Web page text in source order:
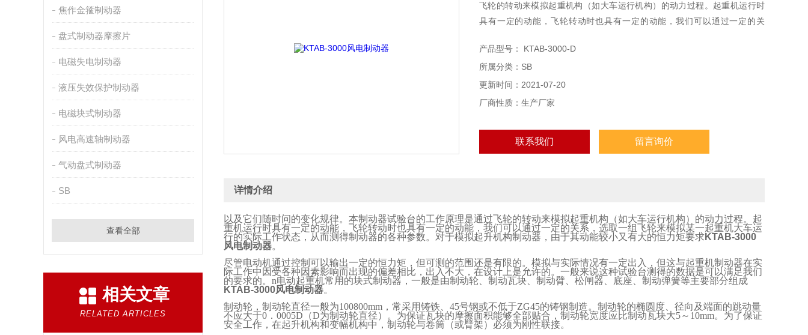
焦作金箍制动器
盘式制动器摩擦片
电磁失电制动器
液压失效保护制动器
电磁块式制动器
风电高速轴制动器
气动盘式制动器
SB
查看全部
相关文章
RELATED ARTICLES
飞轮的转动来模拟起重机构（如大车运行机构）的动力过程。起重机运行时
具有一定的动能，飞轮转动时也具有一定的动能，我们可以通过一定的关
动器的各种参数。对于模拟起升机构制动器，由于其动能较小又有大的恒力
矩要求KTAB-3000风电制动器
产品型号： KTAB-3000-D
所属分类：SB
更新时间：2021-07-20
厂商性质：生产厂家
联系我们 留言询价
详情介绍
以及它们随时问的变化规律。本制动器试验台的工作原理是通过飞轮的转动来模拟起重机构（如大车运行机构）的动力过程。起
重机运行时具有一定的动能，飞轮转动时也具有一定的动能，我们可以通过一定的关系，选取一组飞轮来模拟某一起重机大车运
行的实际工作状态，从而测得制动器的各种参数。对于模拟起升机构制动器，由于其动能较小又有大的恒力矩要求KTAB-3000
风电制动器。
尽管电动机通过控制可以输出一定的恒力矩，但可测的范围还是有限的。模拟与实际情况有一定出入，但这与起重机制动器在实
际工作中因受各种因素影响而出现的偏差相比，出入不大，在设计上是允许的。一般来说这种试验台测得的数据是可以满足我们
的要求的。 n电动起重机常用的块式制动器，一般是由制动轮、制动瓦块、制动臂、松闸器、底座、制动弹簧等主要部分组成
KTAB-3000风电制动器。
制动轮，制动轮直径一般为100800mm ，常采用铸铁、 45号钢或不低于ZG45的铸钢制造。制动轮的椭圆度、径向及端面的跳动量
不应大于0 ． 0005D （D为制动轮直径）。为保证瓦块的摩擦面积能够全部贴合，制动轮宽度应比制动瓦块大5～ 10mm。为了保证
安全工作，在起升机构和变幅机构中，制动轮与卷筒（或臂架）必须为刚性联接。